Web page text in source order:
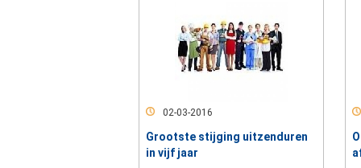
02-03-2016
Grootste stijging uitzenduren
in vijf jaar